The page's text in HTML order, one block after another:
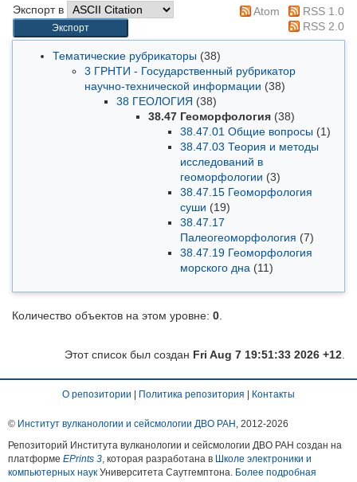
Экспорт в
Atom
RSS 1.0
RSS 2.0
Тематические рубрикаторы (38)
3 ГРНТИ - Государственный рубрикатор
научно-технической информации (38)
38 ГЕОЛОГИЯ (38)
38.47 Геоморфология (38)
38.47.01 Общие вопросы (1)
38.47.03 Теория и методы
исследований в
геоморфологии (3)
38.47.15 Геоморфология
суши (19)
38.47.17
Палеогеоморфология (7)
38.47.19 Геоморфология
морского дна (11)
Количество объектов на этом уровне: 0
Этот список был создан Fri Aug 7 19:51:33 2026 +12
О репозитории Политика репозитория Контакты
© Институт вулканологии и сейсмологии ДВО РАН , 2012-2026
Репозиторий Института вулканологии и сейсмологии ДВО РАН создан на
платформе EPrints 3, которая разработана в Школе электроники и
компьютерных наук Университета Саутгемптона. Более подробная